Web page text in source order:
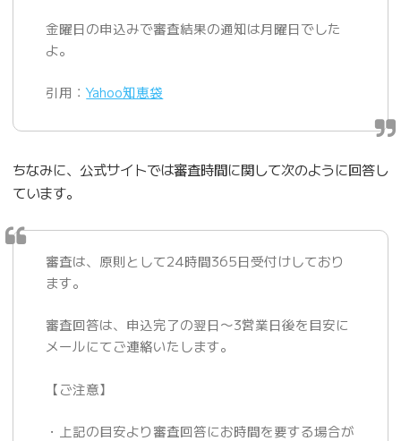
金曜日の申込みで審査結果の通知は月曜日でした
よ。
引用：Yahoo知恵袋
ちなみに、公式サイトでは審査時間に関して次のように回答し
ています。
審査は、原則として24時間365日受付けしており
ます。
審査回答は、申込完了の翌日〜3営業日後を目安に
メールにてご連絡いたします。
【ご注意】
・上記の目安より審査回答にお時間を要する場合が